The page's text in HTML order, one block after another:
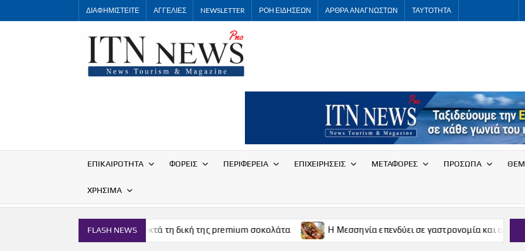
to
ΔΙΑΦΗΜΙΣΤΕΙΤΕ ΑΓΓΕΛΙΕΣ NEWSLETTER ΡΟΗ ΕΙΔΗΣΕΩΝ ΑΡΘΡΑ ΑΝΑΓΝΩΣΤΩΝ ΤΑΥΤΟΤΗΤΑ
News
ΕΠΙΚΑΙΡΟΤΗΤΑ ΦΟΡΕΙΣ ΠΕΡΙΦΕΡΕΙΑ ΕΠΙΧΕΙΡΗΣΕΙΣ ΜΕΤΑΦΟΡΕΣ ΠΡΟΣΩΠΑ
ΧΡΗΣΙΜΑ
FLASH NEWS
Η Μύκονος αποκτά τη δική της premium σοκολάτα Η Μεσσηνία επενδύει σε γαστρονομία και οινοτουρισμό